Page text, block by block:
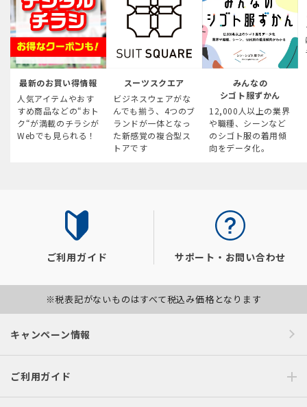
最新のお買い得情報
人気アイテムやおす
すめ商品などの“おト
ク“が満載のチラシが
Webでも見られる！
スーツスクエア
ビジネスウェアがな
んでも揃う、4つのブ
ランドが一体となっ
た新感覚の複合型ス
トアです
みんなの
シゴト服ずかん
12,000人以上の業界
や職種、シーンなど
のシゴト服の着用傾
向をデータ化。
ご利用ガイド サポート・お問い合わせ
※税表記がないものはすべて税込み価格となります
キャンペーン情報
ご利用ガイド